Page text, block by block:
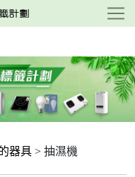
器具 > 抽濕機